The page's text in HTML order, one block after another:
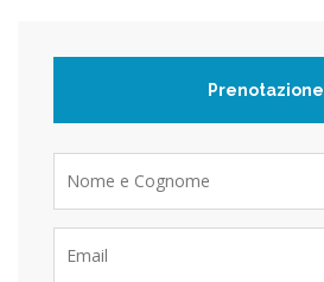
Prenotazione